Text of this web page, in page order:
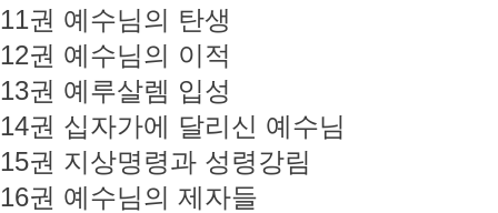
11권 예수님의 탄생
12권 예수님의 이적
13권 예루살렘 입성
14권 십자가에 달리신 예수님
15권 지상명령과 성령강림
16권 예수님의 제자들